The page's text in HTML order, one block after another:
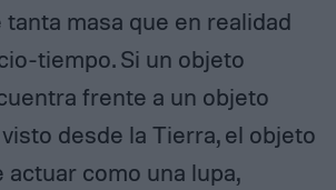
masa que en realidad
tiempo. Si un objeto
frente a un objeto
desde la Tierra, el objeto
actuar como una lupa,